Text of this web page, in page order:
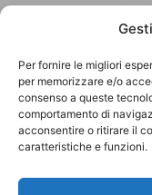
Per fornire le migliori
per memorizzare e/o
consenso a queste
comportamento di
acconsentire o ritirare il
caratteristiche e funzioni.
Copyright 2025 - Giallo
35010